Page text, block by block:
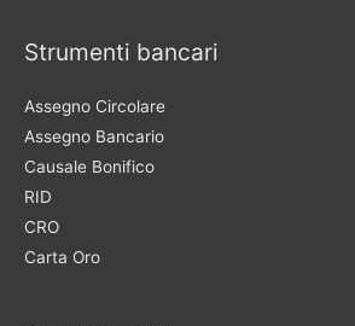
Strumenti bancari
Assegno Circolare
Assegno Bancario
Causale Bonifico
RID
CRO
Carta Oro